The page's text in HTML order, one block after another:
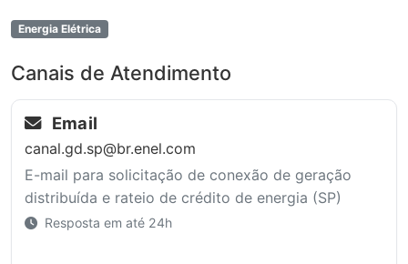
Energia Elétrica
Canais de Atendimento
Email
canal.gd.sp@br.enel.com
E-mail para solicitação de conexão de geração
distribuída e rateio de crédito de energia (SP)
Resposta em até 24h